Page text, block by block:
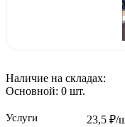
23,5 ₽/
Наличие на складах:
Основной: 0 шт.
Услуги